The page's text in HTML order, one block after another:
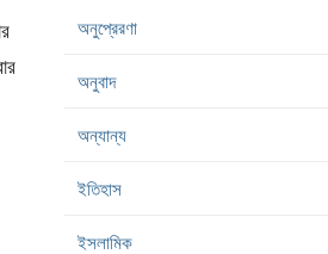
অনুপ্রেরণা
অনুবাদ
অন্যান্য
ইতিহাস
ইসলামিক